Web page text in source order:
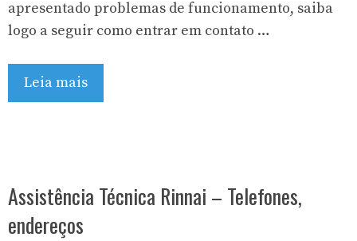
apresentado problemas de funcionamento, saiba
logo a seguir como entrar em contato …
Leia mais
Assistência Técnica Rinnai – Telefones,
endereços